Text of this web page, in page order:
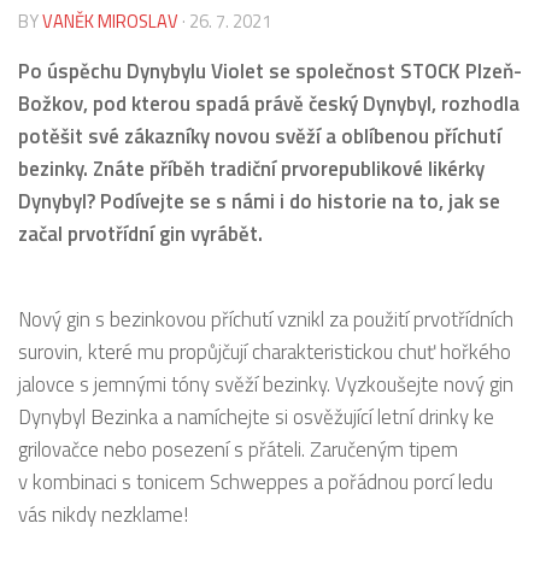
BYVANĚK MIROSLAV · 26. 7. 2021
Po úspěchu Dynybylu Violet se společnost STOCK Plzeň-
Božkov, pod kterou spadá právě český Dynybyl, rozhodla
potěšit své zákazníky novou svěží a oblíbenou příchutí
bezinky. Znáte příběh tradiční prvorepublikové likérky
Dynybyl? Podívejte se s námi i do historie na to, jak se
začal prvotřídní gin vyrábět.
Nový gin s bezinkovou příchutí vznikl za použití prvotřídních
surovin, které mu propůjčují charakteristickou chuť hořkého
jalovce s jemnými tóny svěží bezinky. Vyzkoušejte nový gin
Dynybyl Bezinka a namíchejte si osvěžující letní drinky ke
grilovačce nebo posezení s přáteli. Zaručeným tipem
v kombinaci s tonicem Schweppes a pořádnou porcí ledu
vás nikdy nezklame!